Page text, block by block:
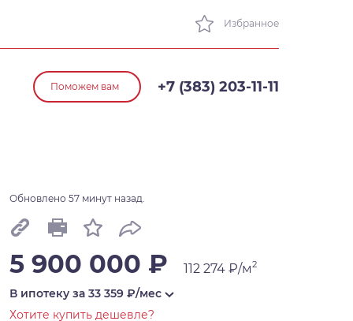
Избранное
Поможем вам +7 (383) 203-11-11
Обновлено 57 минут назад.
5 900 000 ₽ 112 274 ₽/м2
В ипотеку за 33 359 ₽/мес
Хотите купить дешевле?